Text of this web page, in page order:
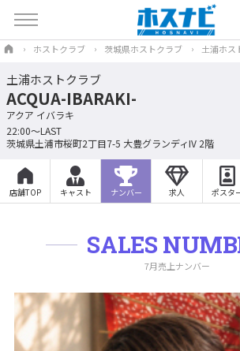
ホストクラブ 茨城県ホストクラブ 土浦ホス
土浦ホストクラブ
ACQUA-IBARAKI-
アクア イバラキ
22:00〜LAST
茨城県土浦市桜町2丁目7-5 大豊グランディIV 2階
店舗TOP キャスト ナンバー 求人 ポスタ
SALES
7月売上ナンバー